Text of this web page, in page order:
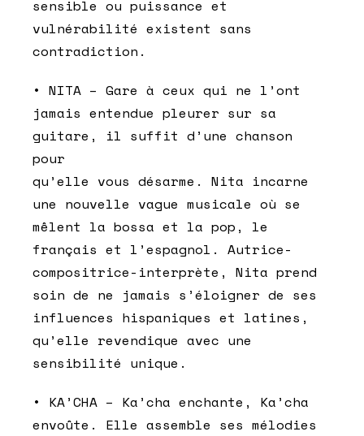
sensible ou puissance et
vulnérabilité existent sans
contradiction.
• NITA – Gare à ceux qui ne l’ont
jamais entendue pleurer sur sa
guitare, il suffit d’une chanson
pour
qu’elle vous désarme. Nita incarne
une nouvelle vague musicale où se
mêlent la bossa et la pop, le
français et l’espagnol. Autrice-
compositrice-interprète, Nita prend
soin de ne jamais s’éloigner de ses
influences hispaniques et latines,
qu’elle revendique avec une
sensibilité unique.
• KA’CHA – Ka’cha enchante, Ka’cha
envoûte. Elle assemble ses mélodies